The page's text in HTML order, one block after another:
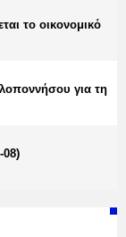
το οικονομικό
για τη
08)